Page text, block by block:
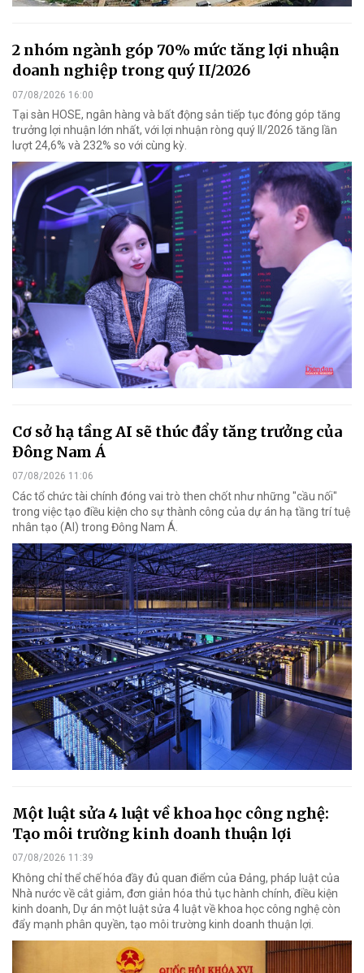
2 nhóm ngành góp 70% mức tăng lợi nhuận
doanh nghiệp trong quý II/2026
07/08/2026 16:00
Tại sàn HOSE, ngân hàng và bất động sản tiếp tục đóng góp tăng
trưởng lợi nhuận lớn nhất, với lợi nhuận ròng quý II/2026 tăng lần
lượt 24,6% và 232% so với cùng kỳ.
Cơ sở hạ tầng AI sẽ thúc đẩy tăng trưởng của
Đông Nam Á
07/08/2026 11:06
Các tổ chức tài chính đóng vai trò then chốt như những "cầu nối"
trong việc tạo điều kiện cho sự thành công của dự án hạ tầng trí tuệ
nhân tạo (AI) trong Đông Nam Á.
Một luật sửa 4 luật về khoa học công nghệ:
Tạo môi trường kinh doanh thuận lợi
07/08/2026 11:39
Không chỉ thể chế hóa đầy đủ quan điểm của Đảng, pháp luật của
Nhà nước về cắt giảm, đơn giản hóa thủ tục hành chính, điều kiện
kinh doanh, Dự án một luật sửa 4 luật về khoa học công nghệ còn
đẩy mạnh phân quyền, tạo môi trường kinh doanh thuận lợi.